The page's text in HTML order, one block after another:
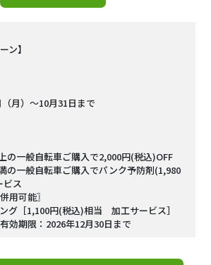
ン】
月）～10月31日まで
一般自転車ご購入で2,000円(税込)OFF
の一般自転車ご購入でパンク予防剤(1,980
ビス
用可能〗
グ［1,100円(税込)相当 加工サービス］
効期限：2026年12月30日まで